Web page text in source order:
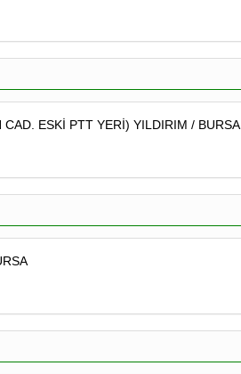
ESKİ PTT YERİ) YILDIRIM / BURSA